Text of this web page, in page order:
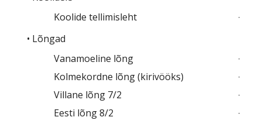
Koolide tellimisleht
• Lõngad
Vanamoeline lõng
Kolmekordne lõng (kirivööks)
Villane lõng 7/2
Eesti lõng 8/2